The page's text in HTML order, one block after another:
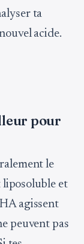
ta
acide.
pour
le
liposoluble et
agissent
peuvent pas